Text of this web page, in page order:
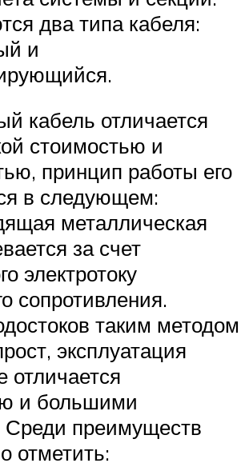
два типа кабеля:
и
кабель отличается
стоимостью и
принцип работы его
в следующем:
металлическая
за счет
электротоку
сопротивления.
таким методом
эксплуатация
отличается
и большими
Среди преимуществ
отметить: